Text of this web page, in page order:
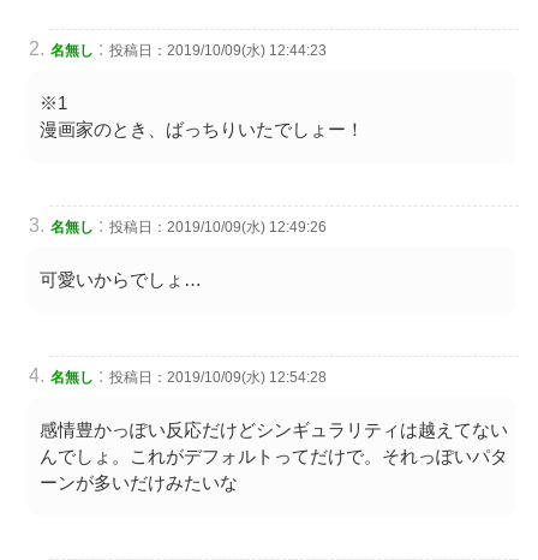
名無し : 投稿日：2019/10/09(水) 12:44:23
※1
漫画家のとき、ばっちりいたでしょー！
名無し : 投稿日：2019/10/09(水) 12:49:26
可愛いからでしょ…
名無し : 投稿日：2019/10/09(水) 12:54:28
感情豊かっぽい反応だけどシンギュラリティは越えてない
んでしょ。これがデフォルトってだけで。それっぽいパタ
ーンが多いだけみたいな